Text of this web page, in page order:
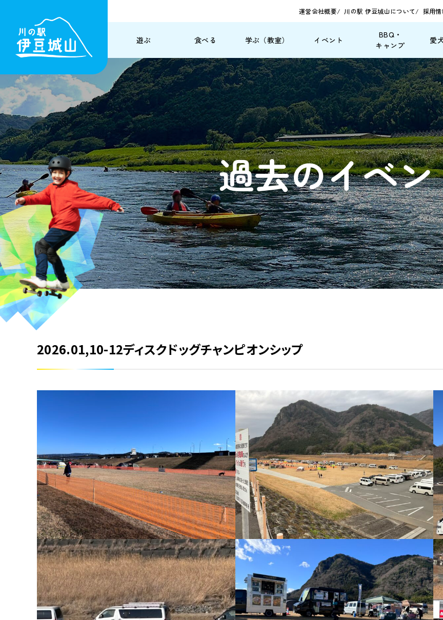
運営会社概要 川の駅 伊豆城山について 採用情
遊ぶ 食べる 学ぶ （教室） イベント
BBQ・
キャンプ
愛
過去のイベ
2026.01,10-12ディスクドッグチャンピオンシップ